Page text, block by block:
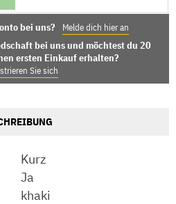
bei uns? Melde dich hier an
bei uns und möchtest du 20
ersten Einkauf erhalten?
Sie sich
Kurz
Ja
khaki